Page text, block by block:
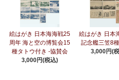
絵はがき 日本海海戦25
周年 海と空の博覧会15
種タトウ付き -協賛会
3,000円(税込)
絵はがき 日本
記念艦三笠8
3,000円(